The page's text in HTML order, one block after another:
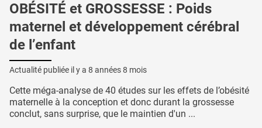
OBÉSITÉ et GROSSESSE : Poids
maternel et développement cérébral
de l’enfant
Actualité publiée il y a 8 années 8 mois
Cette méga-analyse de 40 études sur les effets de l’obésité
maternelle à la conception et donc durant la grossesse
conclut, sans surprise, que le maintien d'un ...